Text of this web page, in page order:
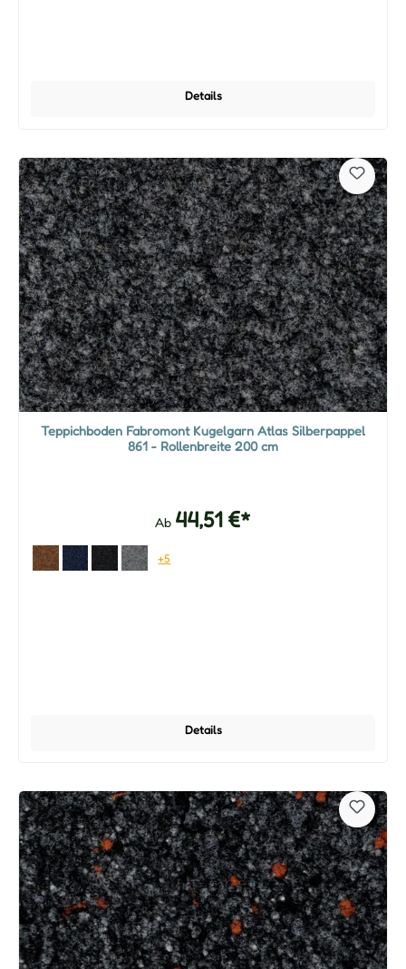
Details
Teppichboden Fabromont Kugelgarn Atlas Silberpappel
861 - Rollenbreite 200 cm
Ab 44,51 €*
+5
Details